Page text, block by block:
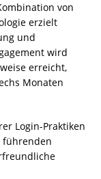
von
erzielt
und
wird
erreicht,
Monaten
Login-Praktiken